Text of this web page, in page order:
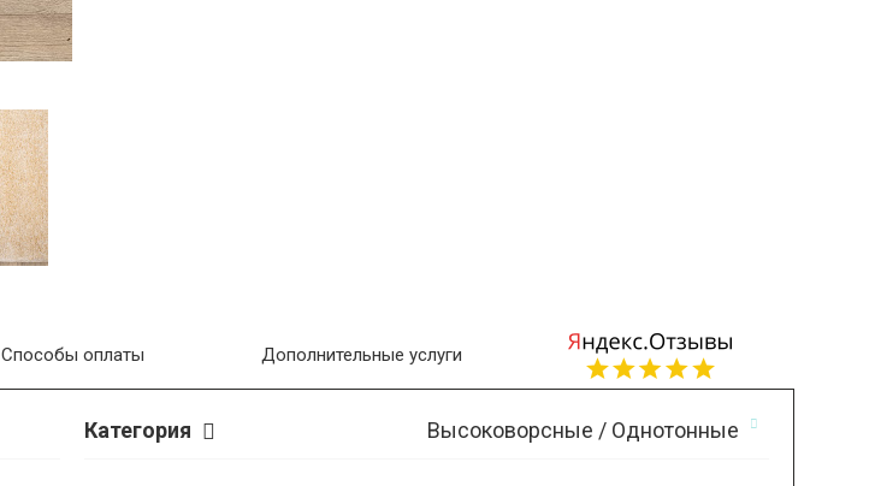
Категория Высоковорсные / Однотонные
Способы оплаты Дополнительные услуги